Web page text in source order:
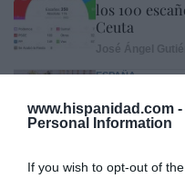
www.hispanidad.com -
Personal Information
If you wish to opt-out of
los 100
Ceuta
ESPAÑA
Los ceutíes
ayudemos,
Gobierno